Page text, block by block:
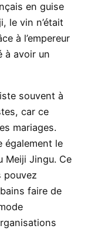
en guise
le vin n’était
à l’empereur
à avoir un
souvent à
car ce
mariages.
également le
Meiji Jingu. Ce
pouvez
faire de